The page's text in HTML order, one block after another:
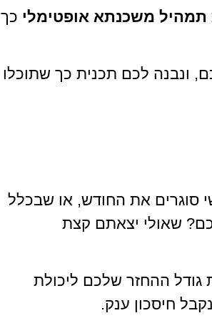
תמהיל משכנתא אופטימלי כך
ונבנה לכם תכנית כך שתוכלו
את החודש, או שבכלל
שאולי יצאתם קצת
גודל ההחזר שלכם ליכולת
חיסכון ענק.